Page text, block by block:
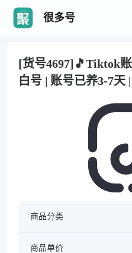
很多号
[货号4697]🎵Tiktok
白号 | 账号已养3-7天
商品分类
商品单价